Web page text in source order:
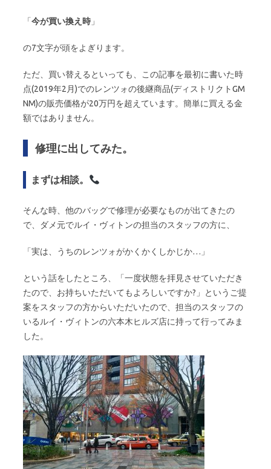
「今が買い換え時 」
の7文字が頭をよぎります。
ただ、買い替えるといっても、この記事を最初に書いた時
点(2019年2月)でのレンツォの後継商品(ディストリクトGM
NM)の販売価格が20万円を超えています。簡単に買える金
額ではありません。
修理に出してみた。
まずは相談。
そんな時、他のバッグで修理が必要なものが出てきたの
で、ダメ元でルイ・ヴィトンの担当のスタッフの方に、
「実は、うちのレンツォがかくかくしかじか…」
という話をしたところ、「一度状態を拝見させていただき
たので、お持ちいただいてもよろしいですか?」というご提
案をスタッフの方からいただいたので、担当のスタッフの
いるルイ・ヴィトンの六本木ヒルズ店に持って行ってみま
した。